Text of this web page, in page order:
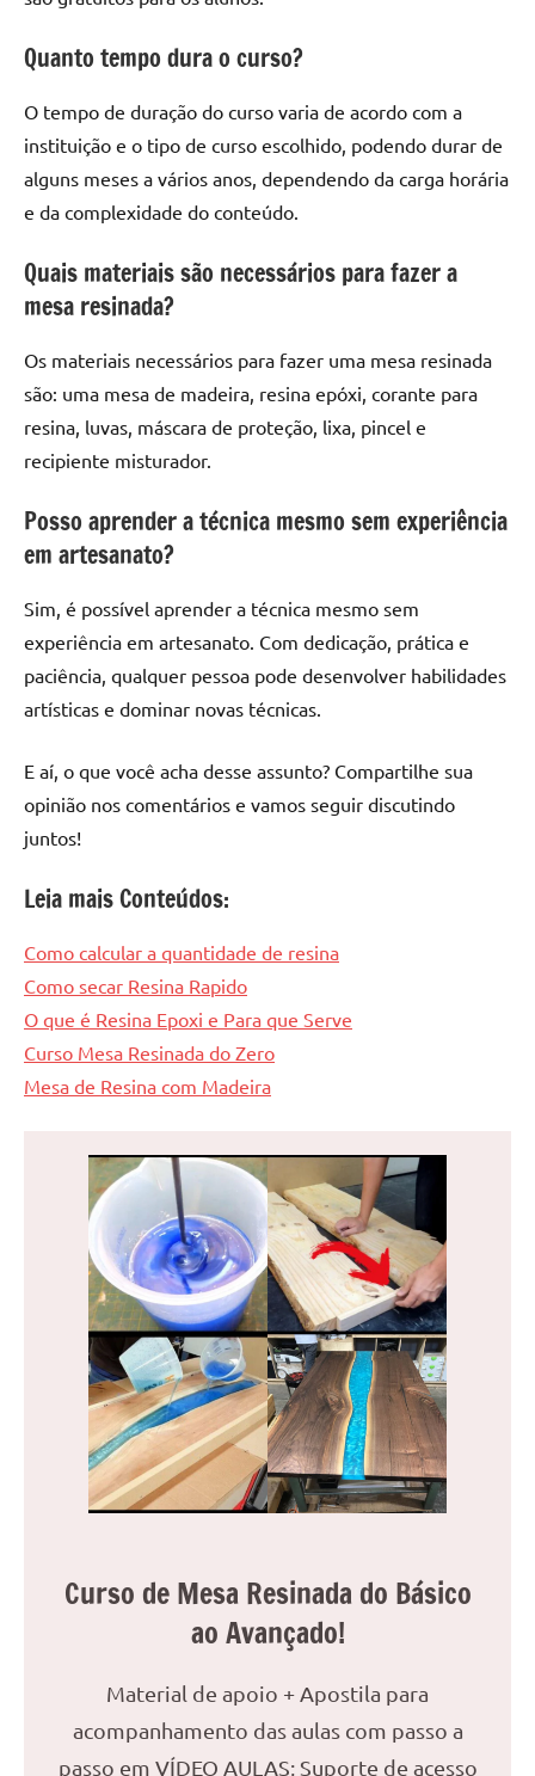
Quanto tempo dura o curso?
O tempo de duração do curso varia de acordo com a
instituição e o tipo de curso escolhido, podendo durar de
alguns meses a vários anos, dependendo da carga horária
e da complexidade do conteúdo.
Quais materiais são necessários para fazer a
mesa resinada?
Os materiais necessários para fazer uma mesa resinada
são: uma mesa de madeira, resina epóxi, corante para
resina, luvas, máscara de proteção, lixa, pincel e
recipiente misturador.
Posso aprender a técnica mesmo sem experiência
em artesanato?
Sim, é possível aprender a técnica mesmo sem
experiência em artesanato. Com dedicação, prática e
paciência, qualquer pessoa pode desenvolver habilidades
artísticas e dominar novas técnicas.
E aí, o que você acha desse assunto? Compartilhe sua
opinião nos comentários e vamos seguir discutindo
juntos!
Leia mais Conteúdos:
Como calcular a quantidade de resina
Como secar Resina Rapido
O que é Resina Epoxi e Para que Serve
Curso Mesa Resinada do Zero
Mesa de Resina com Madeira
Curso de Mesa Resinada do Básico
ao Avançado!
Material de apoio + Apostila para
acompanhamento das aulas com passo a
passo em VÍDEO AULAS; Suporte de acesso